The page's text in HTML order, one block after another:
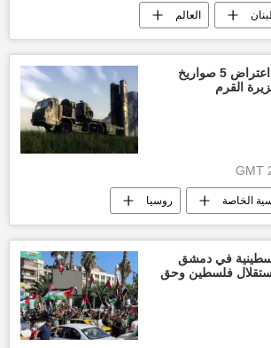
العالم
الدفاع الروسي يعلن اعتراض 5 صواريخ
القرم
الخاصة روسيا
أخبار روسيا اليوم
في دمشق
فلسطين وحق